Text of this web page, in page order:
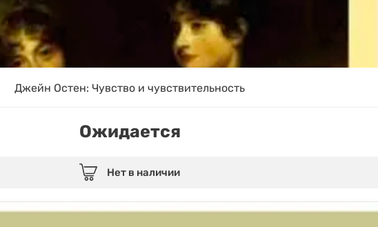
Джейн Остен: Чувство и чувствительность
Ожидается
Нет в наличии